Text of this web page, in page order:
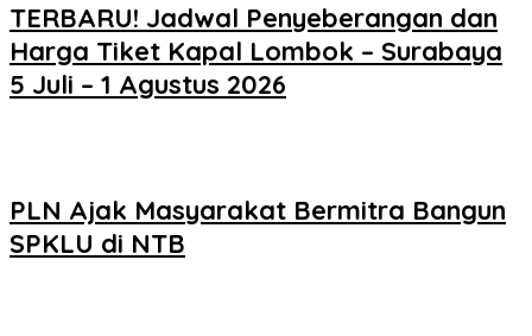
TERBARU! Jadwal Penyeberangan dan
Harga Tiket Kapal Lombok – Surabaya
5 Juli – 1 Agustus 2026
PLN Ajak Masyarakat Bermitra Bangun
SPKLU di NTB